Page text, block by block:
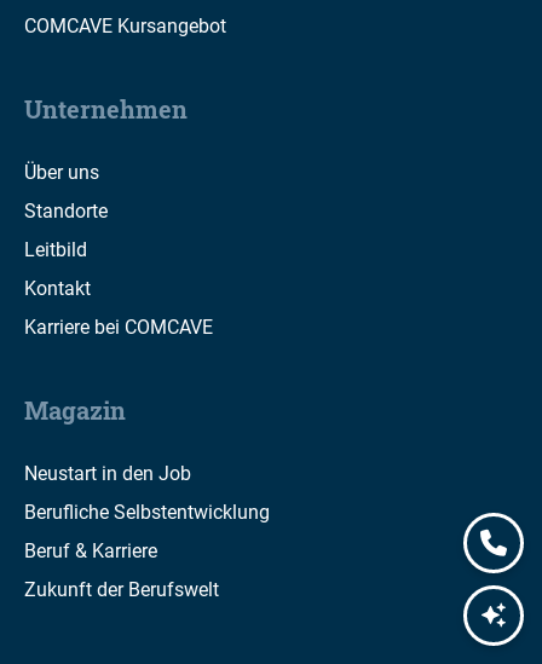
COMCAVE Kursangebot
Unternehmen
Über uns
Standorte
Leitbild
Kontakt
Karriere bei COMCAVE
Magazin
Neustart in den Job
Berufliche Selbstentwicklung
Beruf & Karriere
Zukunft der Berufswelt